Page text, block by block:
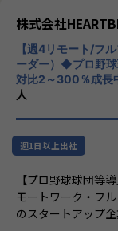
等
＜契約はすべて公
ITエンジニアが不
え、受注金額を公表
単価が幾らあがれ
スキルアップのモ
また、「契約と実
にすることはあり
画したのに基本設
作業は無くす・任
今後は営業組織を
◆不動産賃貸領域に
発
◆某電力系システ
ムの更改プロジェ
小規模～大規模案
理などプロジェク
る現場をご用意し
株式会社
【週4リモート/フ
ーダー）◆プロ野
対比2～300％成長
人
週1日以上出社
【プロ野球球団等
モートワーク・フ
のスタートアップ企